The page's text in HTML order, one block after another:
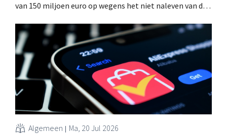
van 150 miljoen euro op wegens het niet naleven van de
sancties tot nu toe rond dit thema. Het Chinese
platform tekent beroep aan. .
Algemeen Ma, 20 Jul 2026